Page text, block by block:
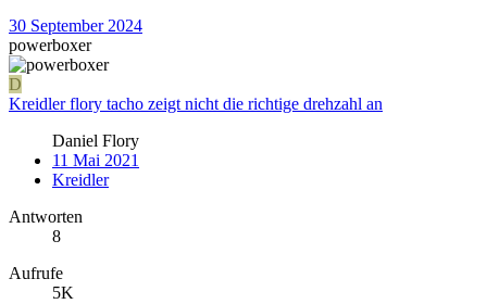
30 September 2024
powerboxer
D
Kreidler flory tacho zeigt nicht die richtige drehzahl an
Daniel Flory
11 Mai 2021
Kreidler
Antworten
8
Aufrufe
5K